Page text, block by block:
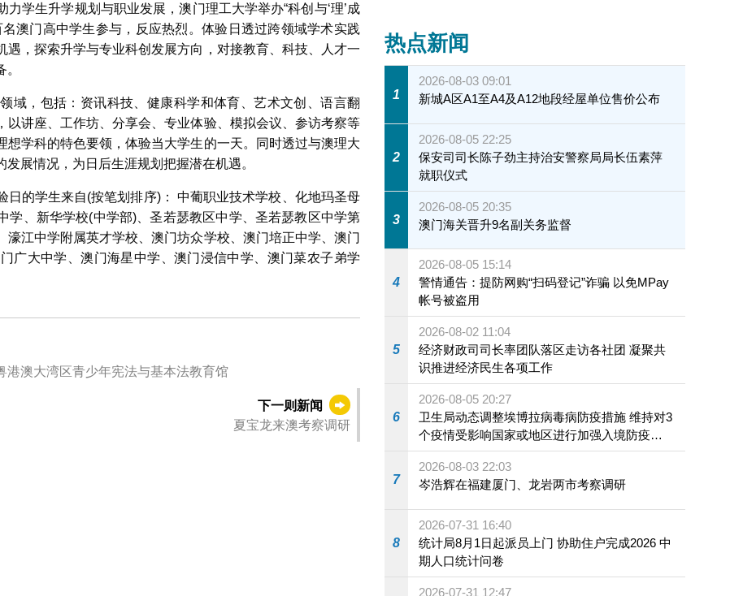
学生升学规划与职业发展，澳门理工大学举办“科创与‘理’成
澳门高中学生参与，反应热烈。体验日透过跨领域学术实践
，探索升学与专业科创发展方向，对接教育、科技、人才一
域，包括：资讯科技、健康科学和体育、艺术文创、语言翻
讲座、工作坊、分享会、专业体验、模拟会议、参访考察等
学科的特色要领，体验当大学生的一天。同时透过与澳理大
展情况，为日后生涯规划把握潜在机遇。
日的学生来自(按笔划排序)： 中葡职业技术学校、化地玛圣母
学、新华学校(中学部)、圣若瑟教区中学、圣若瑟教区中学第
江中学附属英才学校、澳门坊众学校、澳门培正中学、澳门
广大中学、澳门海星中学、澳门浸信中学、澳门菜农子弟学
年节 组织学生参观粤港澳大湾区青少年宪法与基本法教育馆
下一则新闻
夏宝龙来澳考察调研
热点新闻
1
2026-08-03 09:01
新城A区A1至A4及A12地段经屋单位售价公布
2
2026-08-05 22:25
保安司司长陈子劲主持治安警察局局长伍素萍
就职仪式
3
2026-08-05 20:35
澳门海关晋升9名副关务监督
4
2026-08-05 15:14
警情通告：提防网购“扫码登记”诈骗 以免MPay
帐号被盗用
5
2026-08-02 11:04
经济财政司司长率团队落区走访各社团 凝聚共
识推进经济民生各项工作
6
2026-08-05 20:27
卫生局动态调整埃博拉病毒病防疫措施 维持对3
个疫情受影响国家或地区进行加强入境防疫措
施
7
2026-08-03 22:03
岑浩辉在福建厦门、龙岩两市考察调研
8
2026-07-31 16:40
统计局8月1日起派员上门 协助住户完成2026 中
期人口统计问卷
2026-07-31 12:47